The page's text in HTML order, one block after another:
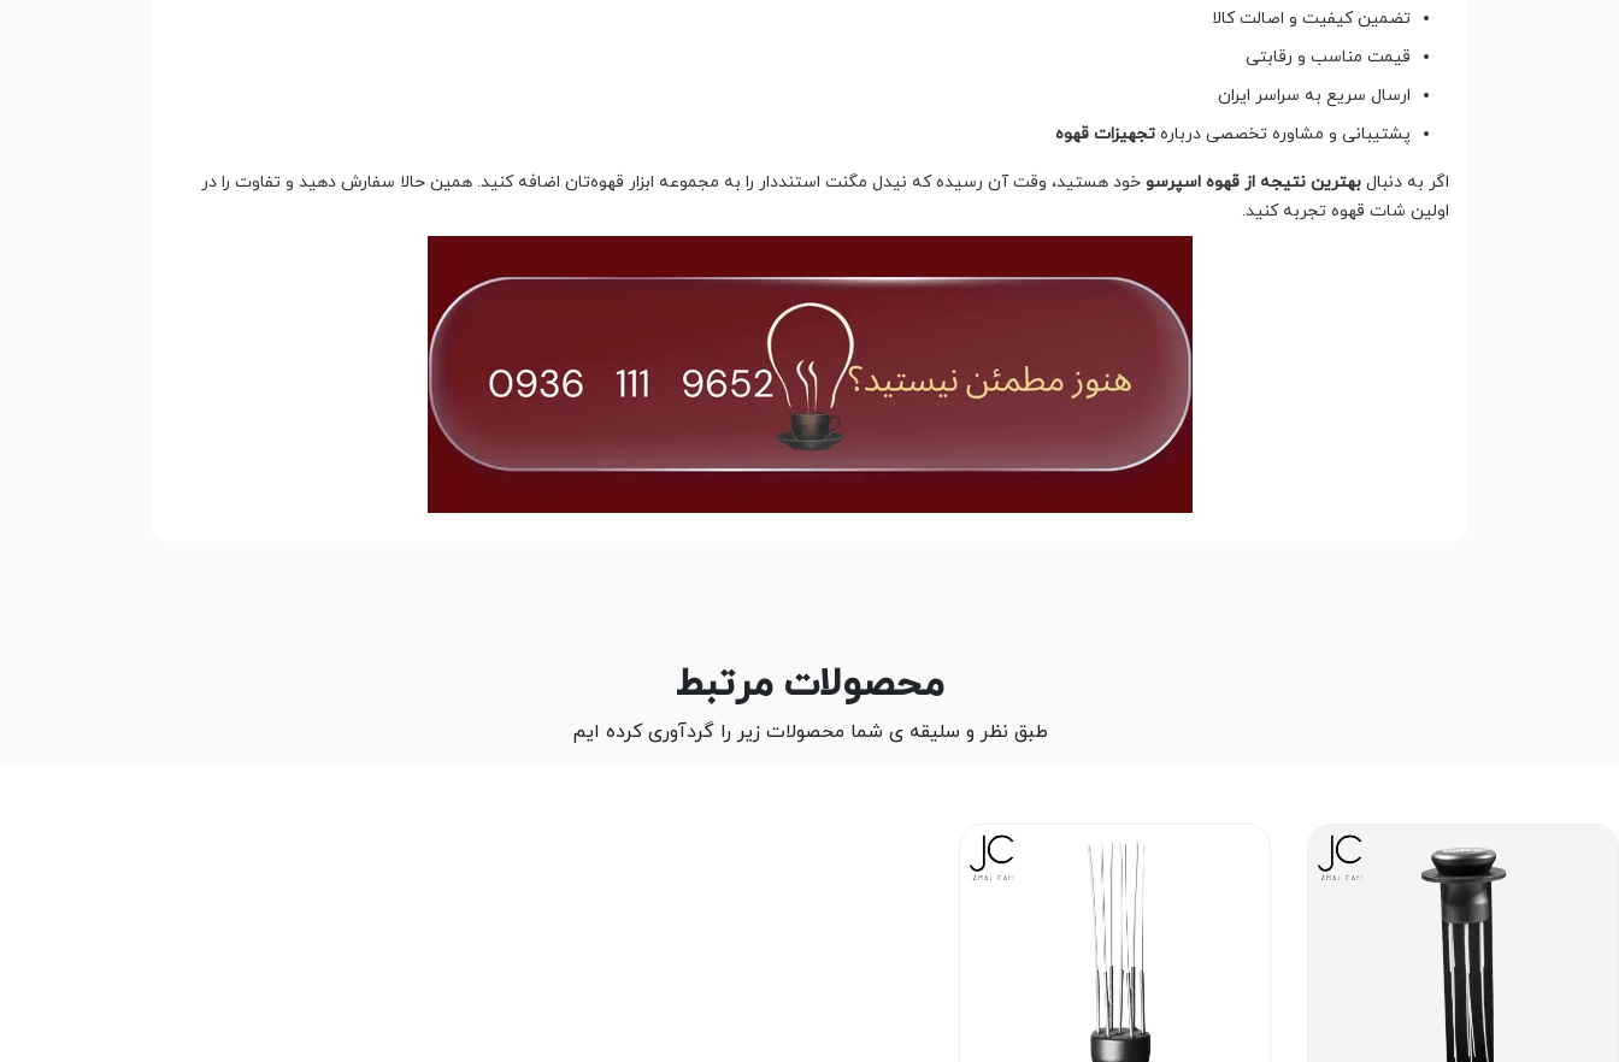
تضمین کیفیت و اصالت کالا
قیمت مناسب و رقابتی
ارسال سریع به سراسر ایران
پشتیبانی و مشاوره تخصصی دربارهتجهیزات قهوه
اگر به دنبال بهترین نتیجه از قهوه اسپرسوخود هستید، وقت آن رسیده که نیدل مگنت استنددار را به مجموعه ابزار قهوه‌تان اضافه کنید. همین حالا سفارش دهید و تفاوت را در
اولین شات قهوه تجربه کنید.
محصولات مرتبط
طبق نظر و سلیقه ی شما محصولات زیر را گردآوری کرده ایم